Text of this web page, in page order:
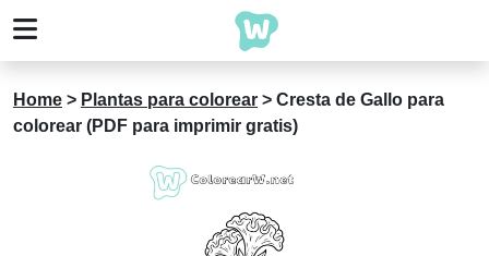
Home > Plantas para colorear > Cresta de Gallo para
colorear (PDF para imprimir gratis)